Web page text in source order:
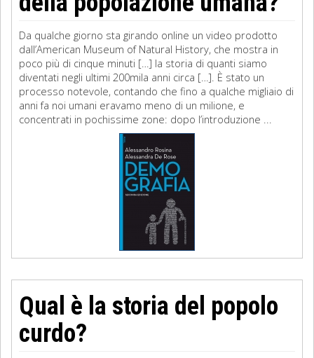
Da qualche giorno sta girando online un video prodotto
dall’American Museum of Natural History, che mostra in
poco più di cinque minuti […] la storia di quanti siamo
diventati negli ultimi 200mila anni circa […]. È stato un
processo notevole, contando che fino a qualche migliaio di
anni fa noi umani eravamo meno di un milione, e
concentrati in pochissime zone: dopo l’introduzione ...
Qual è la storia del popolo
curdo?